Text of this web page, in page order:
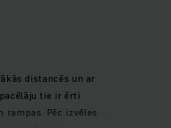
distancēs un ar
tie ir ērti
Pēc izvēles